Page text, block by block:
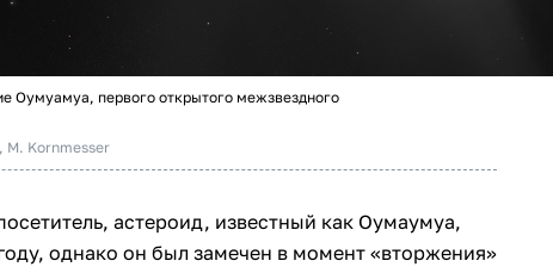
Оумуамуа, первого открытого межзвездного
M. Kornmesser
астероид, известный как Оумаумуа,
однако он был замечен в момент «вторжения»